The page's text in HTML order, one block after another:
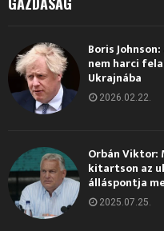
Boris
nem harci
Ukrajnába
2026.02.22.
Orbán Viktor:
kitartson az
álláspontja
2025.07.25.